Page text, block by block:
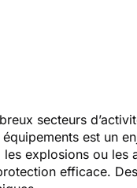
secteurs
est un
les explosions ou les
efficace.